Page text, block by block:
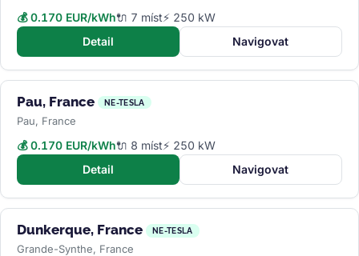
💰 0.170 EUR/kWh🔌 7 míst⚡ 250 kW
Detail
Navigovat
Pau, France NE-TESLA
Pau, France
💰 0.170 EUR/kWh🔌 8 míst⚡ 250 kW
Detail
Navigovat
Dunkerque, France NE-TESLA
Grande-Synthe, France